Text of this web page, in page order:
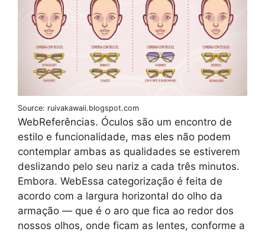
Source: ruivakawaii.blogspot.com
WebReferências. Óculos são um encontro de
estilo e funcionalidade, mas eles não podem
contemplar ambas as qualidades se estiverem
deslizando pelo seu nariz a cada três minutos.
Embora. WebEssa categorização é feita de
acordo com a largura horizontal do olho da
armação — que é o aro que fica ao redor dos
nossos olhos, onde ficam as lentes, conforme a